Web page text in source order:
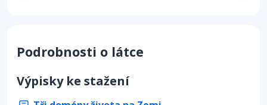
Podrobnosti o látce
Výpisky ke stažení